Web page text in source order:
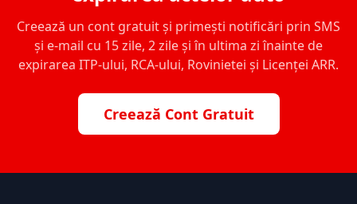
Creează un cont gratuit și primești notificări prin SMS
și e-mail cu 15 zile, 2 zile și în ultima zi înainte de
expirarea ITP-ului, RCA-ului, Rovinietei și Licenței ARR.
Creează Cont Gratuit